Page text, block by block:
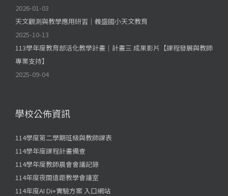
2026-01-03
天文觀測與教學應用研習｜義盛國小天文教育
2025-10-13
113學年度教育部活化教學計畫｜計畫三 成果影片【課程發展與教師
專業支持】
2025-09-04
學校公佈資訊
114學度第二學期班級與教師課表
114學年度課程計畫備查
114學年度教師晨會會議記錄
114年度夜間遠距教學會議室
114年度AI Di+實驗方案 入口網站